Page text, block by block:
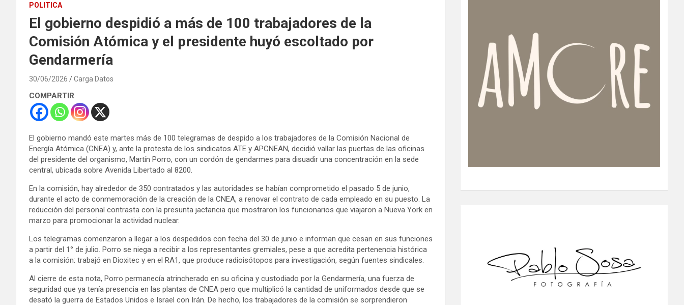
POLITICA
El gobierno despidió a más de 100 trabajadores de la
Comisión Atómica y el presidente huyó escoltado por
Gendarmería
30/06/2026 Carga Datos
COMPARTIR
El gobierno mandó este martes más de 100 telegramas de despido a los trabajadores de la Comisión Nacional de
Energía Atómica (CNEA) y, ante la protesta de los sindicatos ATE y APCNEAN, decidió vallar las puertas de las oficinas
del presidente del organismo, Martín Porro, con un cordón de gendarmes para disuadir una concentración en la sede
central, ubicada sobre Avenida Libertado al 8200.
En la comisión, hay alrededor de 350 contratados y las autoridades se habían comprometido el pasado 5 de junio,
durante el acto de conmemoración de la creación de la CNEA, a renovar el contrato de cada empleado en su puesto. La
reducción del personal contrasta con la presunta jactancia que mostraron los funcionarios que viajaron a Nueva York en
marzo para promocionar la actividad nuclear.
Los telegramas comenzaron a llegar a los despedidos con fecha del 30 de junio e informan que cesan en sus funciones
a partir del 1° de julio. Porro se niega a recibir a los representantes gremiales, pese a que acredita pertenencia histórica
a la comisión: trabajó en Dioxitec y en el RA1, que produce radioisótopos para investigación, según fuentes sindicales.
Al cierre de esta nota, Porro permanecía atrincherado en su oficina y custodiado por la Gendarmería, una fuerza de
seguridad que ya tenía presencia en las plantas de CNEA pero que multiplicó la cantidad de uniformados desde que se
desató la guerra de Estados Unidos e Israel con Irán. De hecho, los trabajadores de la comisión se sorprendieron